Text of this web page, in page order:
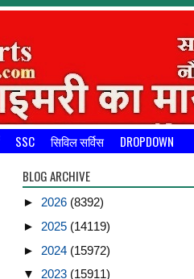
SSC सिविल सर्विस DROPDOWN
BLOG ARCHIVE
► 2026 (8392)
► 2025 (14119)
► 2024 (15972)
▼ 2023 (15911)